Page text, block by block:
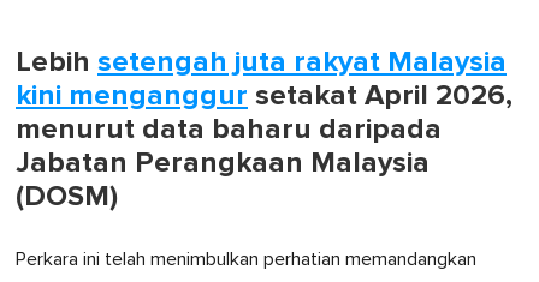
Lebih setengah juta rakyat Malaysia
kini menganggur setakat April 2026,
menurut data baharu daripada
Jabatan Perangkaan Malaysia
(DOSM)
Perkara ini telah menimbulkan perhatian memandangkan